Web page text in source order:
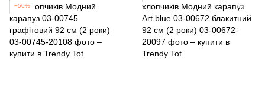
−50%